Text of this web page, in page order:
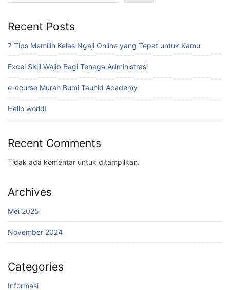
Recent Posts
7 Tips Memilih Kelas Ngaji Online yang Tepat untuk Kamu
Excel Skill Wajib Bagi Tenaga Administrasi
e-course Murah Bumi Tauhid Academy
Hello world!
Recent Comments
Tidak ada komentar untuk ditampilkan.
Archives
Mei 2025
November 2024
Categories
Informasi